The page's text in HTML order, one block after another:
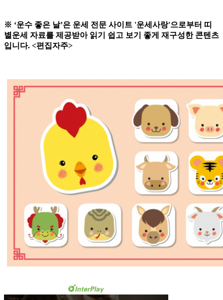
※ ‘운수 좋은 날’은 운세 전문 사이트 '운세사랑'으로부터 띠
별운세 자료를 제공받아 읽기 쉽고 보기 좋게 재구성한 콘텐츠
입니다. <편집자주>